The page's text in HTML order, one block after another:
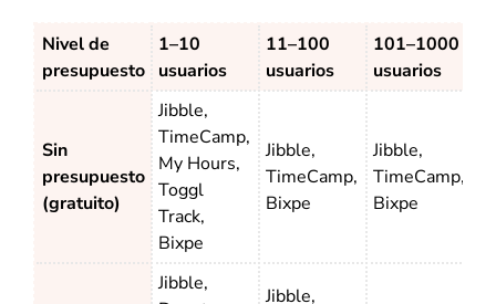
Nivel de
presupuesto
1–10
usuarios
11–100
usuarios
101–1000
usuarios
Sin
presupuesto
(gratuito)
Jibble,
TimeCamp,
My Hours,
Toggl
Track,
Bixpe
Jibble,
TimeCamp,
Bixpe
Jibble,
TimeCamp,
Bixpe
Jibble,
Jibble,